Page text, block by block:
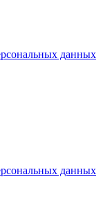
данных
данных